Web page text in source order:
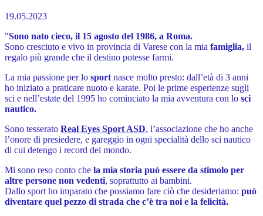
19.05.2023
"Sono nato cieco, il 15 agosto del 1986, a Roma.
Sono cresciuto e vivo in provincia di Varese con la mia famiglia, il
regalo più grande che il destino potesse farmi.
La mia passione per lo sport nasce molto presto: dall’età di 3 anni
ho iniziato a praticare nuoto e karate. Poi le prime esperienze sugli
sci e nell’estate del 1995 ho cominciato la mia avventura con lo sci
nautico.
Sono tesserato Real Eyes Sport ASD, l’associazione che ho anche
l’onore di presiedere, e gareggio in ogni specialità dello sci nautico
di cui detengo i record del mondo.
Mi sono reso conto che la mia storia può essere da stimolo per
altre persone non vedenti, soprattutto ai bambini.
Dallo sport ho imparato che possiamo fare ciò che desideriamo: può
diventare quel pezzo di strada che c’è tra noi e la felicità.